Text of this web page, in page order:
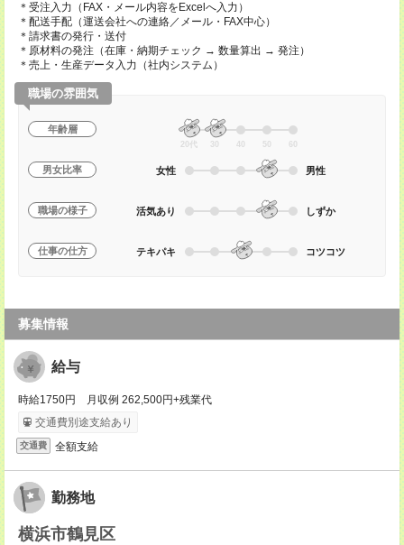
＊受注入力（FAX・メール内容をExcelへ入力）
＊配送手配（運送会社への連絡／メール・FAX中心）
＊請求書の発行・送付
＊原材料の発注（在庫・納期チェック → 数量算出 → 発注）
＊売上・生産データ入力（社内システム）
職場の雰囲気
年齢層
20代 30 40 50 60
男女比率 女性 男性
職場の様子 活気あり しずか
仕事の仕方 テキパキ コツコツ
募集情報
給与
時給1750円 月収例 262,500円+残業代
交通費別途支給あり
交通費 全額支給
勤務地
横浜市鶴見区